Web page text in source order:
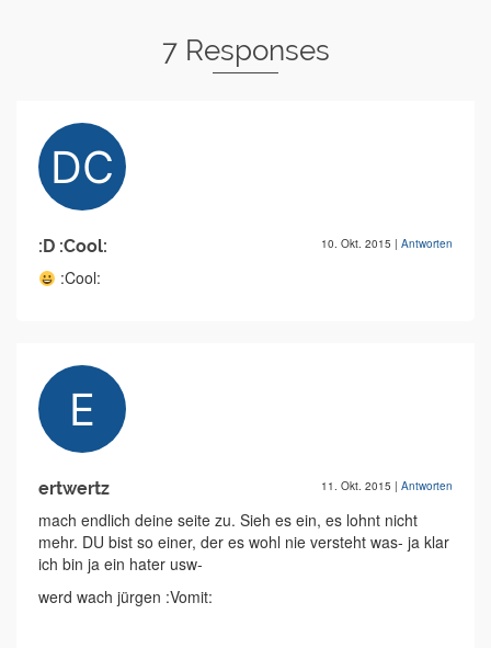
7 Responses
:D :Cool: 10. Okt. 2015 | Antworten
:Cool:
ertwertz 11. Okt. 2015 | Antworten
mach endlich deine seite zu. Sieh es ein, es lohnt nicht
mehr. DU bist so einer, der es wohl nie versteht was- ja klar
ich bin ja ein hater usw-
werd wach jürgen :Vomit: